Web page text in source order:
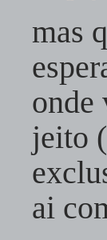
mas
onde
jeito
ai